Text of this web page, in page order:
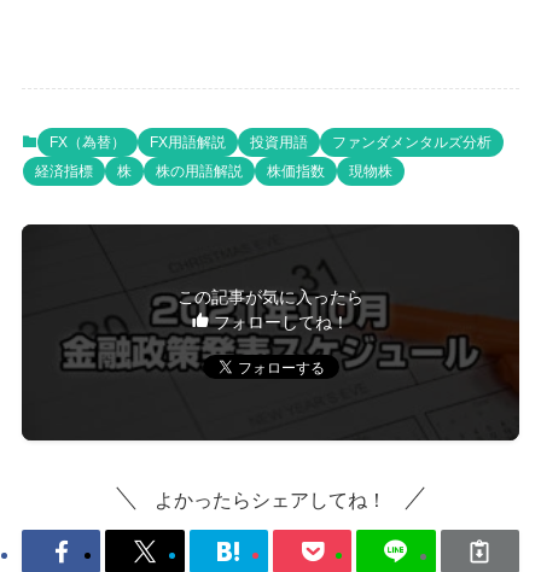
FX（為替） FX用語解説 投資用語
ファンダメンタルズ分析
経済指標
株 株の用語解説 株価指数 現物株
この記事が気に入ったら
フォローしてね！
よかったらシェアしてね！